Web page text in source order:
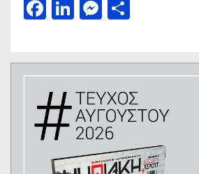
Facebook
LinkedIn
Messenger